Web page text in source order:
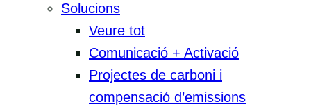
Solucions
Veure tot
Comunicació + Activació
Projectes de carboni i
compensació d’emissions